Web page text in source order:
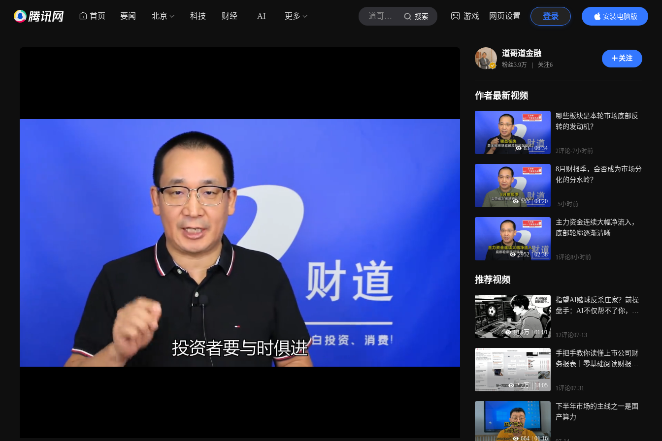
首页 要闻 北京 科技 财经 AI 更多 道哥道金融 搜索 游戏 网页设置 登录
安装电脑版
内容更精彩
道哥道金融
粉丝3.9万 | 关注6
关注
作者最新视频
83 | 06:34
哪些板块是本轮市场底部反
转的发动机？
2评论-7小时前
555 | 04:20
8月财报季，会否成为市场分
化的分水岭？
-5小时前
2952 | 02:38
主力资金连续大幅净流入，
底部轮廓逐渐清晰
1评论8小时前
推荐视频
18.4万 01:01
指望AI赌球反杀庄家？前操
盘手：AI不仅帮不了你，反
12评论07-13
2.2万 18:05
手把手教你读懂上市公司财
务报表｜零基础阅读财报方
1评论07-31
664 | 01:16
下半年市场的主线之一是国
产算力